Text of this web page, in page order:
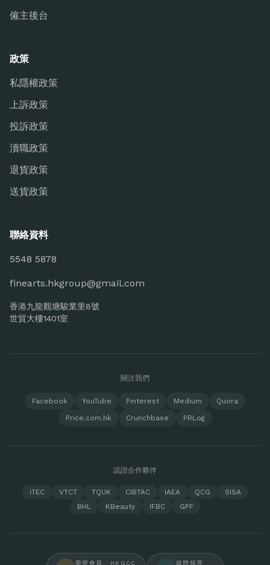
僱主後台
政策
私隱權政策
上訴政策
投訴政策
瀆職政策
退貨政策
送貨政策
聯絡資料
5548 5878
finearts.hkgroup@gmail.com
香港九龍觀塘駿業里8號
世貿大樓1401室
關注我們
Facebook YouTube Pinterest Medium
Quora
Price.com.hk
Crunchbase PRLog
認證合作夥伴
iTEC VTCT TQUK CIBTAC IAEA QCG
SISA
BHL
KBeauty IFBC GPF
榮譽會員 · HKGCC 媒體報導